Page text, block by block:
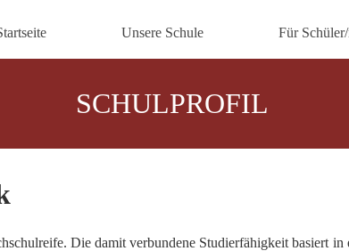
Unsere Schule Für
SCHULPROFIL
Die damit verbundene Studierfähigkeit basiert